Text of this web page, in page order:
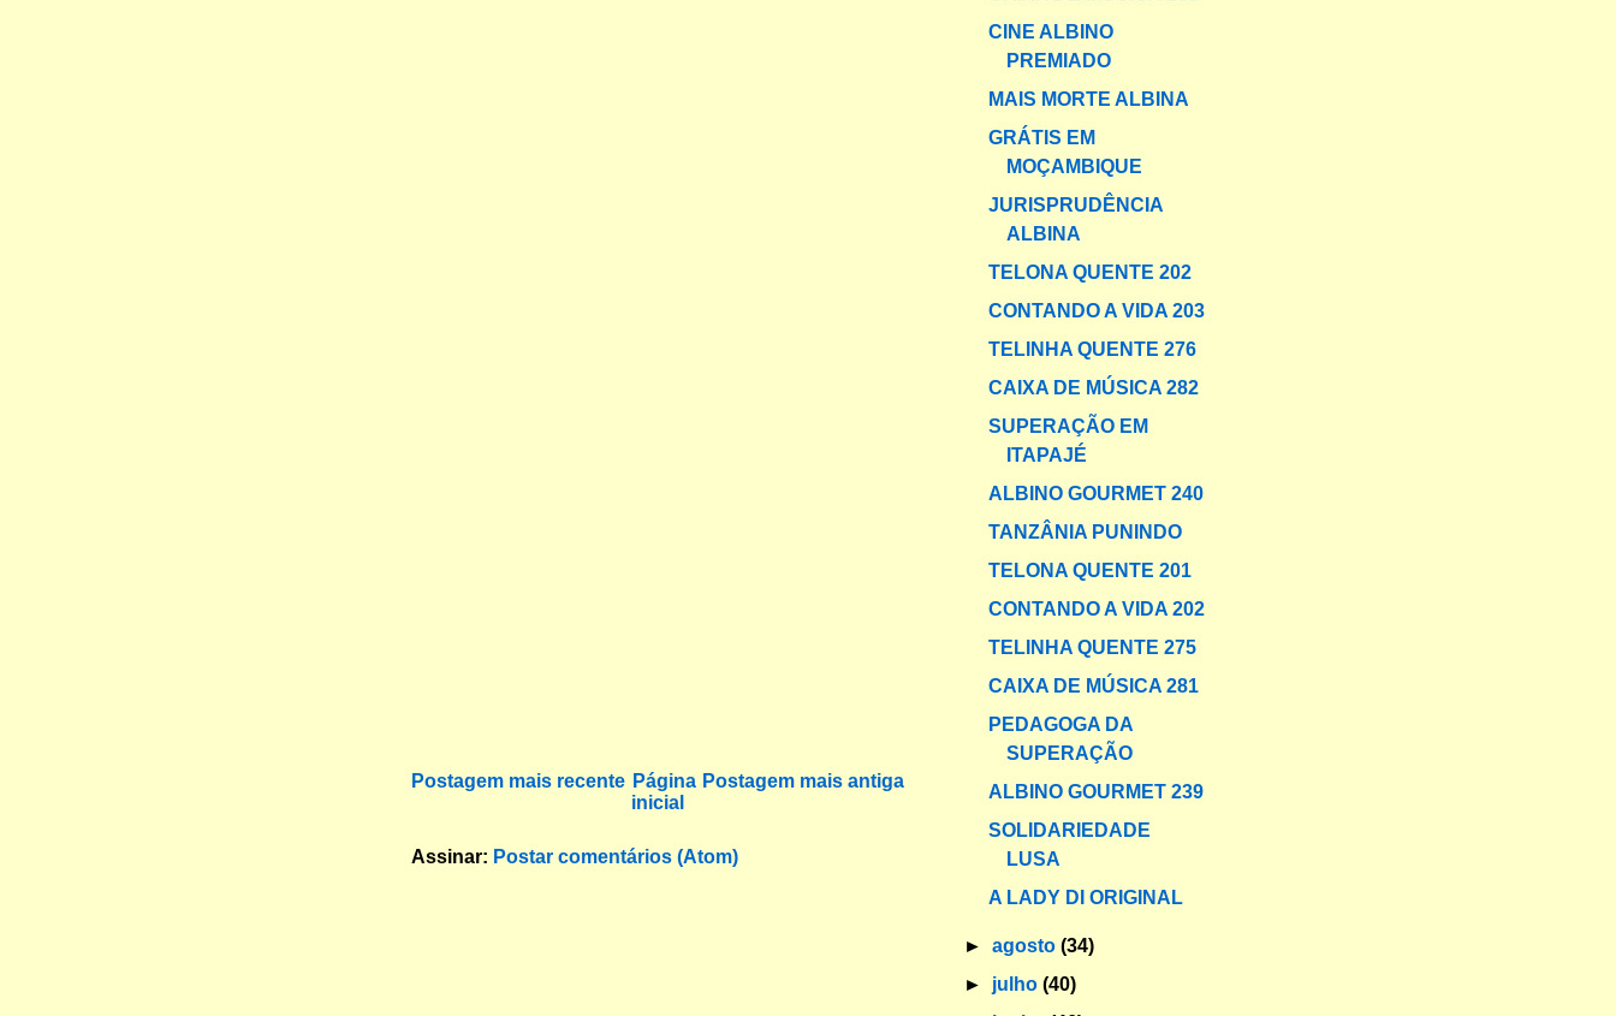
Postagem mais recente Postagem mais antiga
Página
inicial
Assinar: Postar comentários (Atom)
CINE ALBINO
PREMIADO
MAIS MORTE ALBINA
GRÁTIS EM
MOÇAMBIQUE
JURISPRUDÊNCIA
ALBINA
TELONA QUENTE 202
CONTANDO A VIDA 203
TELINHA QUENTE 276
CAIXA DE MÚSICA 282
SUPERAÇÃO EM
ITAPAJÉ
ALBINO GOURMET 240
TANZÂNIA PUNINDO
TELONA QUENTE 201
CONTANDO A VIDA 202
TELINHA QUENTE 275
CAIXA DE MÚSICA 281
PEDAGOGA DA
SUPERAÇÃO
ALBINO GOURMET 239
SOLIDARIEDADE
LUSA
A LADY DI ORIGINAL
►agosto(34)
► julho(40)